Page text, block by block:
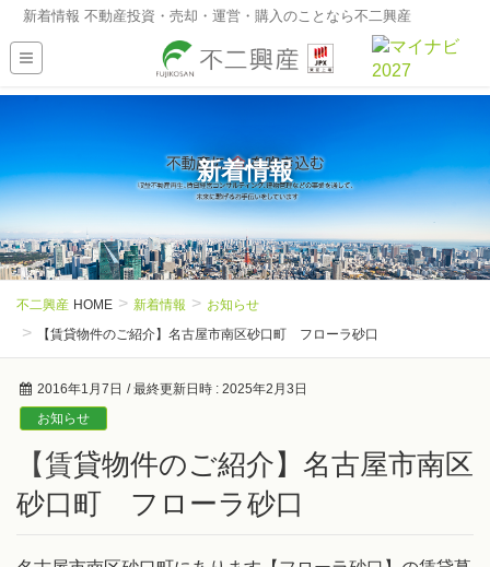
新着情報 不動産投資・売却・運営・購入のことなら不二興産
新着情報
不二興産 HOME 新着情報
お知らせ
【賃貸物件のご紹介】名古屋市南区砂口町 フローラ砂口
2016年1月7日 / 最終更新日時 : 2025年2月3日
お知らせ
【賃貸物件のご紹介】名古屋市南区
砂口町 フローラ砂口